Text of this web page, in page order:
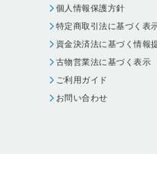
個人情報保護方針
特定商取引法に基づく表
資金決済法に基づく情報
古物営業法に基づく表示
ご利用ガイド
お問い合わせ